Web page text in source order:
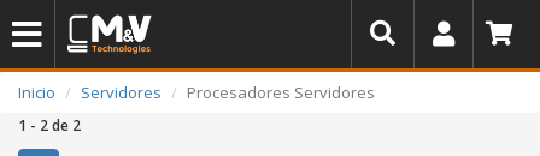
Inicio Servidores Procesadores Servidores
1 - 2 de 2